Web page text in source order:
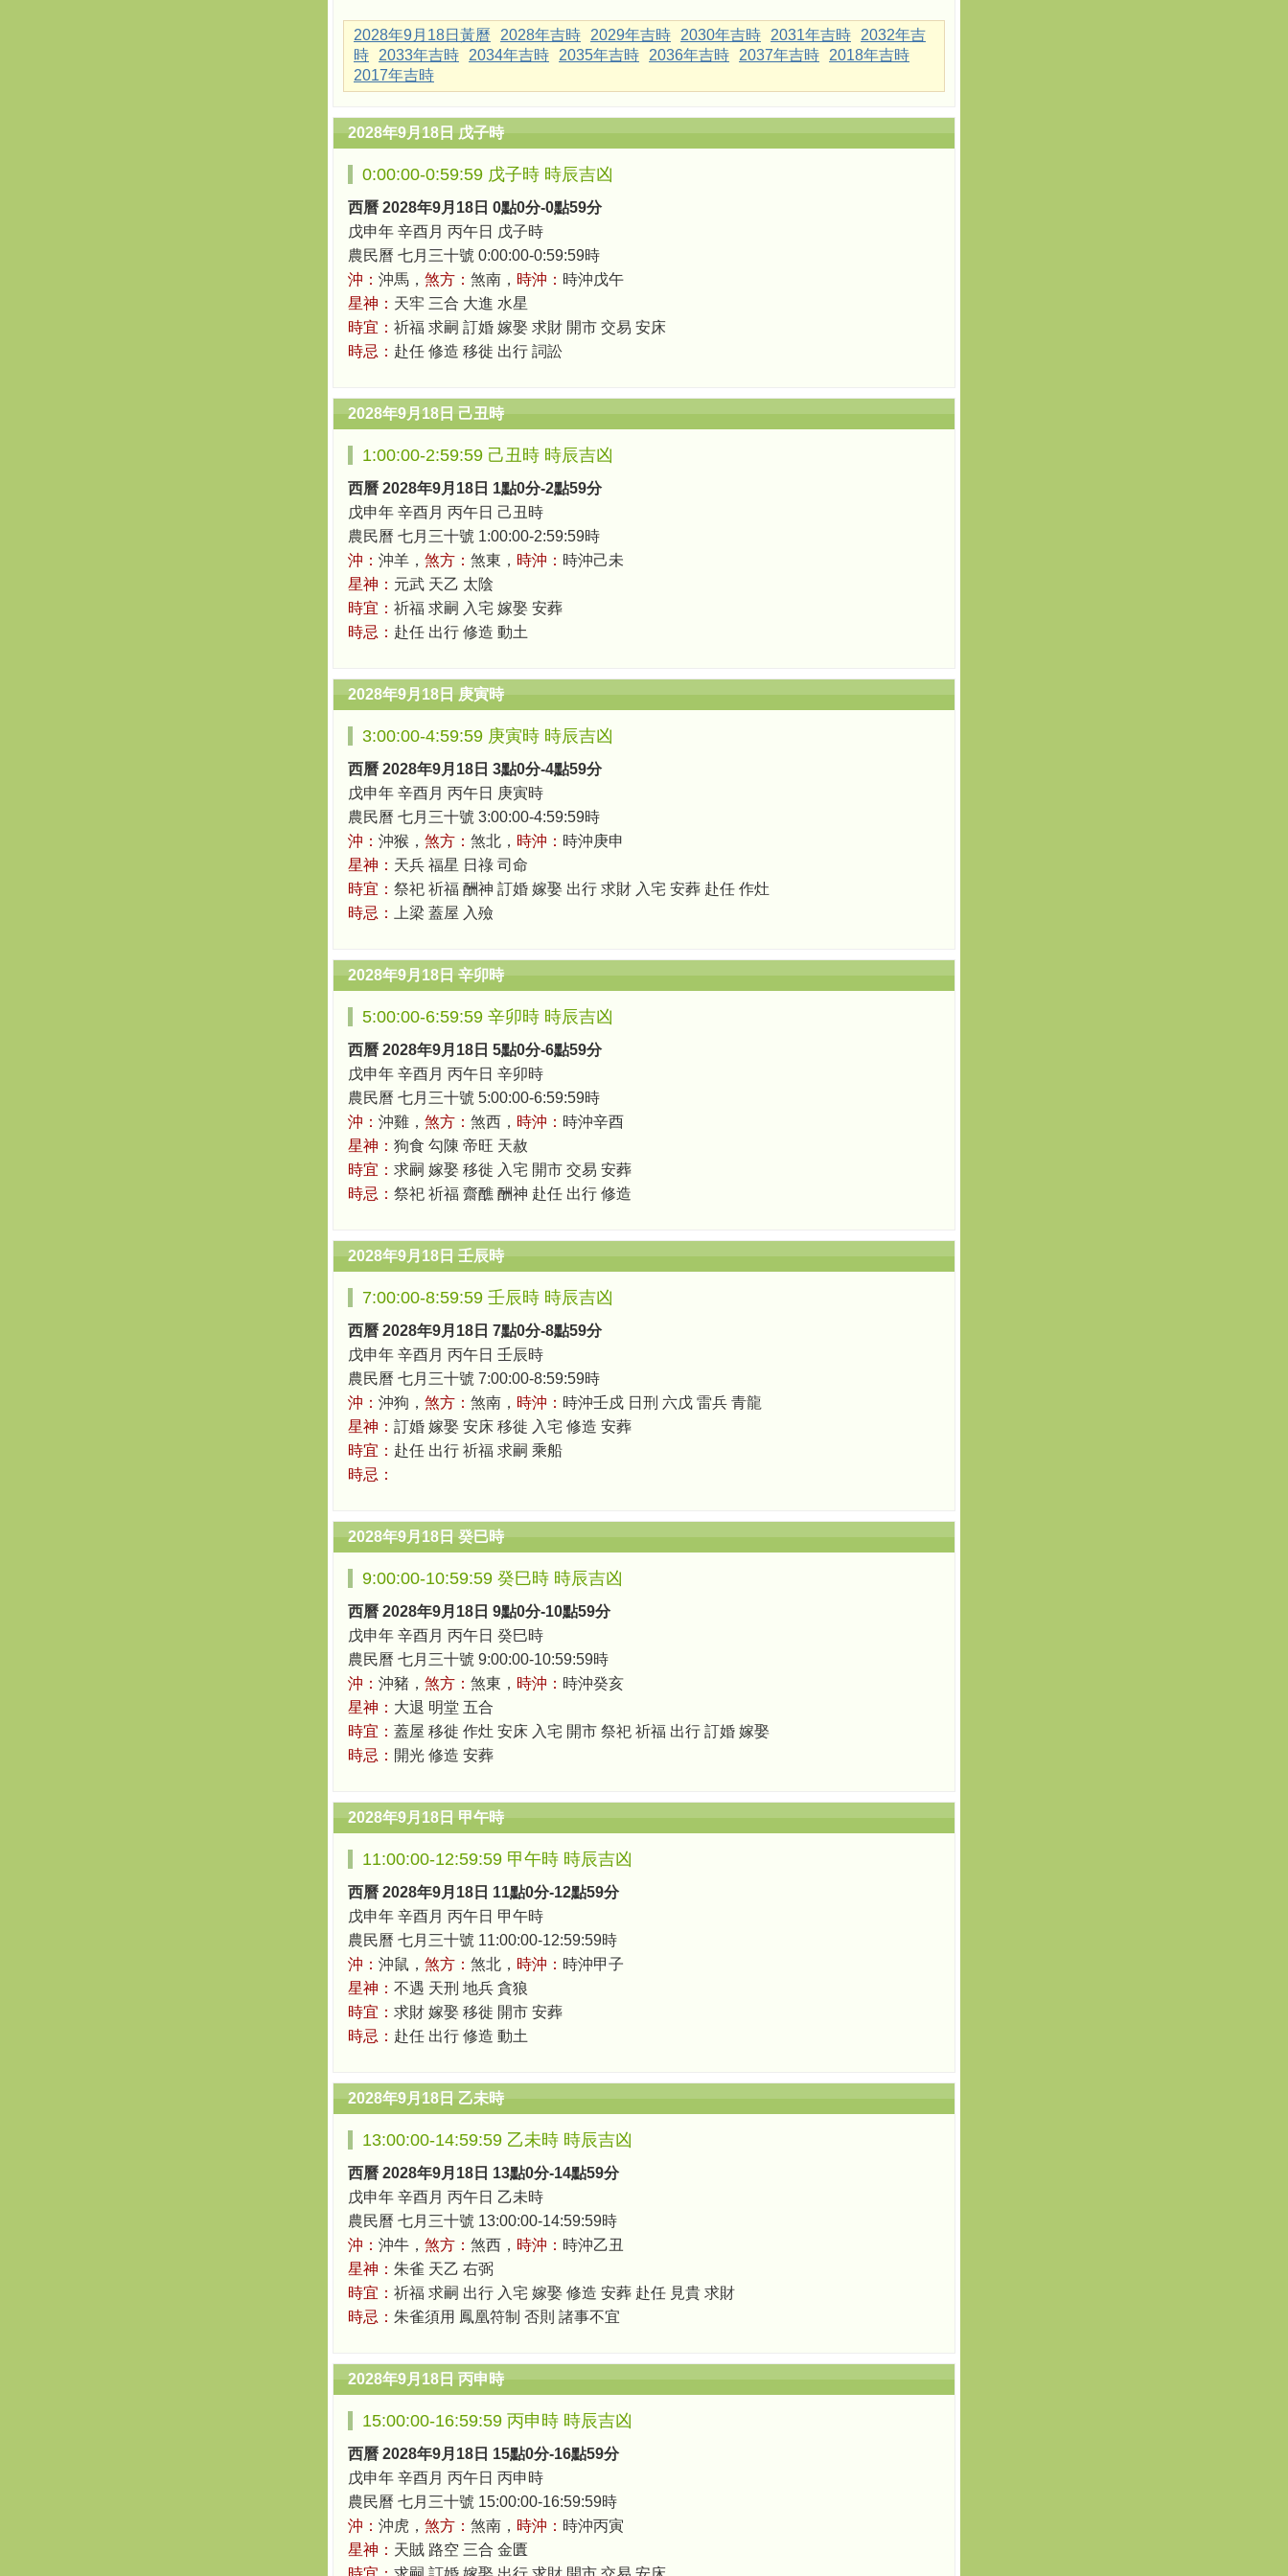
2028年9月18日黃曆 2028年吉時 2029年吉時 2030年吉時 2031年吉時
2032年吉
時
2033年吉時 2034年吉時 2035年吉時 2036年吉時 2037年吉時
2018年吉時
2017年吉時
2028年9月18日 戊子時
0:00:00-0:59:59 戊子時 時辰吉凶
西曆 2028年9月18日 0點0分-0點59分
戊申年 辛酉月 丙午日 戊子時
農民曆 七月三十號 0:00:00-0:59:59時
沖： 沖馬， 煞方： 煞南， 時沖： 時沖戊午
星神： 天牢 三合 大進 水星
時宜： 祈福 求嗣 訂婚 嫁娶 求財 開市 交易 安床
時忌： 赴任 修造 移徙 出行 詞訟
2028年9月18日 己丑時
1:00:00-2:59:59 己丑時 時辰吉凶
西曆 2028年9月18日 1點0分-2點59分
戊申年 辛酉月 丙午日 己丑時
農民曆 七月三十號 1:00:00-2:59:59時
沖： 沖羊， 煞方： 煞東， 時沖： 時沖己未
星神： 元武 天乙 太陰
時宜： 祈福 求嗣 入宅 嫁娶 安葬
時忌： 赴任 出行 修造 動土
2028年9月18日 庚寅時
3:00:00-4:59:59 庚寅時 時辰吉凶
西曆 2028年9月18日 3點0分-4點59分
戊申年 辛酉月 丙午日 庚寅時
農民曆 七月三十號 3:00:00-4:59:59時
沖： 沖猴， 煞方： 煞北， 時沖： 時沖庚申
星神： 天兵 福星 日祿 司命
時宜： 祭祀 祈福 酬神 訂婚 嫁娶 出行 求財 入宅 安葬 赴任 作灶
時忌：
上梁 蓋屋 入殮
2028年9月18日 辛卯時
5:00:00-6:59:59 辛卯時 時辰吉凶
西曆 2028年9月18日 5點0分-6點59分
戊申年 辛酉月 丙午日 辛卯時
農民曆 七月三十號 5:00:00-6:59:59時
沖： 沖雞， 煞方： 煞西， 時沖： 時沖辛酉
星神： 狗食 勾陳 帝旺 天赦
時宜： 求嗣 嫁娶 移徙 入宅 開市 交易 安葬
時忌： 祭祀 祈福 齋醮 酬神 赴任 出行 修造
2028年9月18日 壬辰時
7:00:00-8:59:59 壬辰時 時辰吉凶
西曆 2028年9月18日 7點0分-8點59分
戊申年 辛酉月 丙午日 壬辰時
農民曆 七月三十號 7:00:00-8:59:59時
沖： 沖狗， 煞方： 煞南， 時沖： 時沖壬戍 日刑 六戊 雷兵 青龍
星神： 訂婚 嫁娶 安床 移徙 入宅 修造 安葬
時宜： 赴任 出行 祈福 求嗣 乘船
時忌：
2028年9月18日 癸巳時
9:00:00-10:59:59 癸巳時 時辰吉凶
西曆 2028年9月18日 9點0分-10點59分
戊申年 辛酉月 丙午日 癸巳時
農民曆 七月三十號 9:00:00-10:59:59時
沖： 沖豬， 煞方： 煞東， 時沖： 時沖癸亥
星神： 大退 明堂 五合
時宜： 蓋屋 移徙 作灶 安床 入宅 開市 祭祀 祈福 出行 訂婚 嫁娶
時忌： 開光 修造 安葬
2028年9月18日 甲午時
11:00:00-12:59:59 甲午時 時辰吉凶
西曆 2028年9月18日 11點0分-12點59分
戊申年 辛酉月 丙午日 甲午時
農民曆 七月三十號 11:00:00-12:59:59時
沖： 沖鼠， 煞方： 煞北， 時沖： 時沖甲子
星神： 不遇 天刑 地兵 貪狼
時宜： 求財 嫁娶 移徙 開市 安葬
時忌： 赴任 出行 修造 動土
2028年9月18日 乙未時
13:00:00-14:59:59 乙未時 時辰吉凶
西曆 2028年9月18日 13點0分-14點59分
戊申年 辛酉月 丙午日 乙未時
農民曆 七月三十號 13:00:00-14:59:59時
沖： 沖牛， 煞方： 煞西， 時沖： 時沖乙丑
星神： 朱雀 天乙 右弼
時宜： 祈福 求嗣 出行 入宅 嫁娶 修造 安葬 赴任 見貴 求財
時忌： 朱雀須用 鳳凰符制 否則 諸事不宜
2028年9月18日 丙申時
15:00:00-16:59:59 丙申時 時辰吉凶
西曆 2028年9月18日 15點0分-16點59分
戊申年 辛酉月 丙午日 丙申時
農民曆 七月三十號 15:00:00-16:59:59時
沖： 沖虎， 煞方： 煞南， 時沖： 時沖丙寅
星神： 天賊 路空 三合 金匱